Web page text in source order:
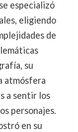
especializó
eligiendo
de
su
atmósfera
a sentir los
personajes.
en su